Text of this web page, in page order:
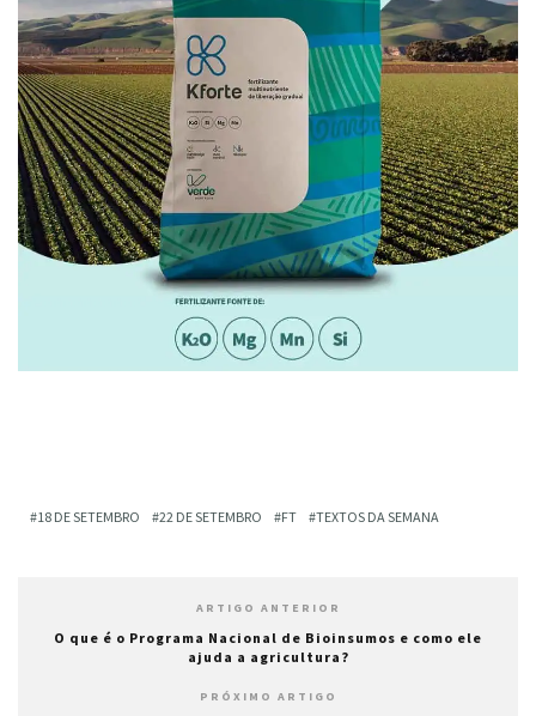
18 DE SETEMBRO 22 DE SETEMBRO FT TEXTOS DA SEMANA
ARTIGO ANTERIOR
O que é o Programa Nacional de Bioinsumos e como ele
ajuda a agricultura?
PRÓXIMO ARTIGO